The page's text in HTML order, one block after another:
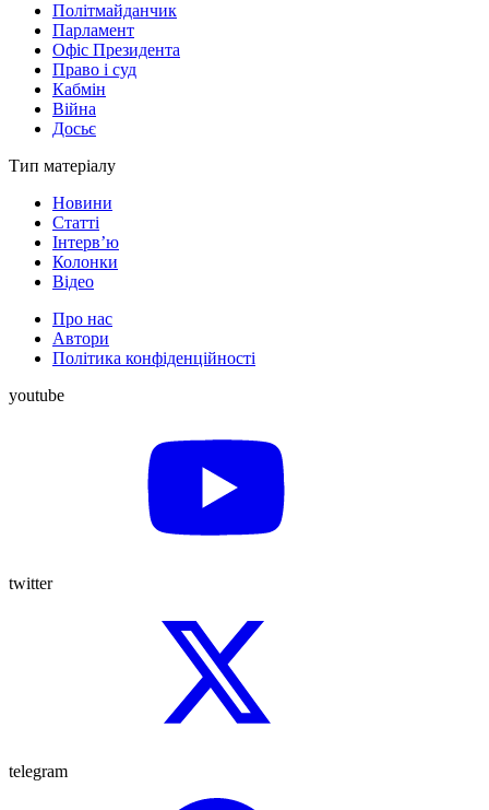
Політмайданчик
Парламент
Офіс Президента
Право і суд
Кабмін
Війна
Досьє
Тип матеріалу
Новини
Статті
Інтерв’ю
Колонки
Відео
Про нас
Автори
Політика конфіденційності
youtube
twitter
telegram